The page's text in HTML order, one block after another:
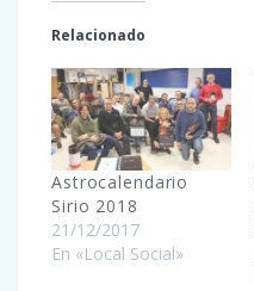
Relacionado
Astrocalendario
Sirio 2018
21/12/2017
En «Local Social»